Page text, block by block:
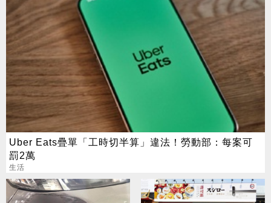
Uber Eats疊單「工時切半算」違法！勞動部：每案可
罰2萬
生活